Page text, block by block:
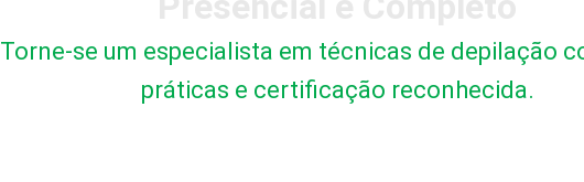
Torne-se um especialista em técnicas de depilação
práticas e certificação reconhecida.​